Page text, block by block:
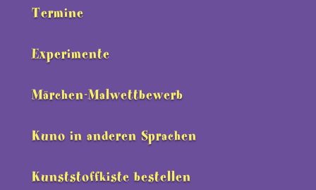
Termine
Experimente
Märchen-Malwettbewerb
Kuno in anderen Sprachen
Kunststoffkiste bestellen